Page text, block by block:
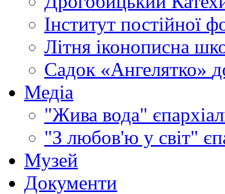
Інститут постійної
Літня іконописна
Садок «Ангелятко»
Медіа
"Жива вода"
"З любов'ю у світ"
Музей
Документи